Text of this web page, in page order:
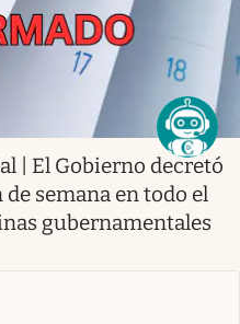
| El Gobierno decretó
semana en todo el
gubernamentales